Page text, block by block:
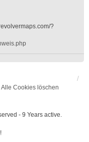
?
Alle Cookies löschen
- 9 Years active.